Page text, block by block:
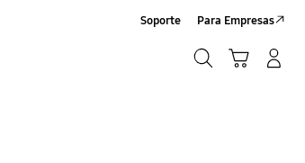
Soporte Para Empresas